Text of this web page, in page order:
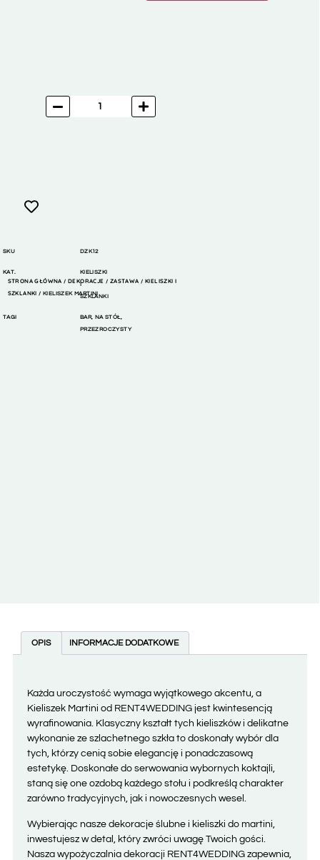
SKU DZK12
KAT.
KIELISZKI
I
SZKLANKI
TAGI BAR, NA STÓŁ,
PRZEZROCZYSTY
STRONA GŁÓWNA /DEKORACJE / ZASTAWA / KIELISZKI I
SZKLANKI / KIELISZEK MARTINI
OPIS INFORMACJE DODATKOWE
Każda uroczystość wymaga wyjątkowego akcentu, a
Kieliszek Martini od RENT4WEDDING jest kwintesencją
wyrafinowania. Klasyczny kształt tych kieliszków i delikatne
wykonanie ze szlachetnego szkła to doskonały wybór dla
tych, którzy cenią sobie elegancję i ponadczasową
estetykę. Doskonałe do serwowania wybornych koktajli,
staną się one ozdobą każdego stołu i podkreślą charakter
zarówno tradycyjnych, jak i nowoczesnych wesel.
Wybierając nasze dekoracje ślubne i kieliszki do martini,
inwestujesz w detal, który zwróci uwagę Twoich gości.
Nasza wypożyczalnia dekoracji RENT4WEDDING zapewnia,